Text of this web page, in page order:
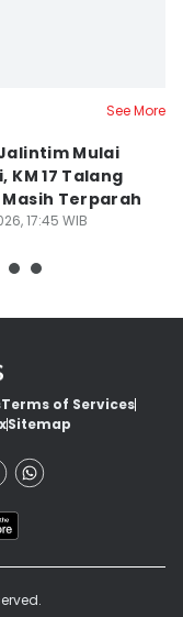
See More
Mulai
KM 17 Talang
Terparah
17:45 WIB
Terms of Services
Sitemap